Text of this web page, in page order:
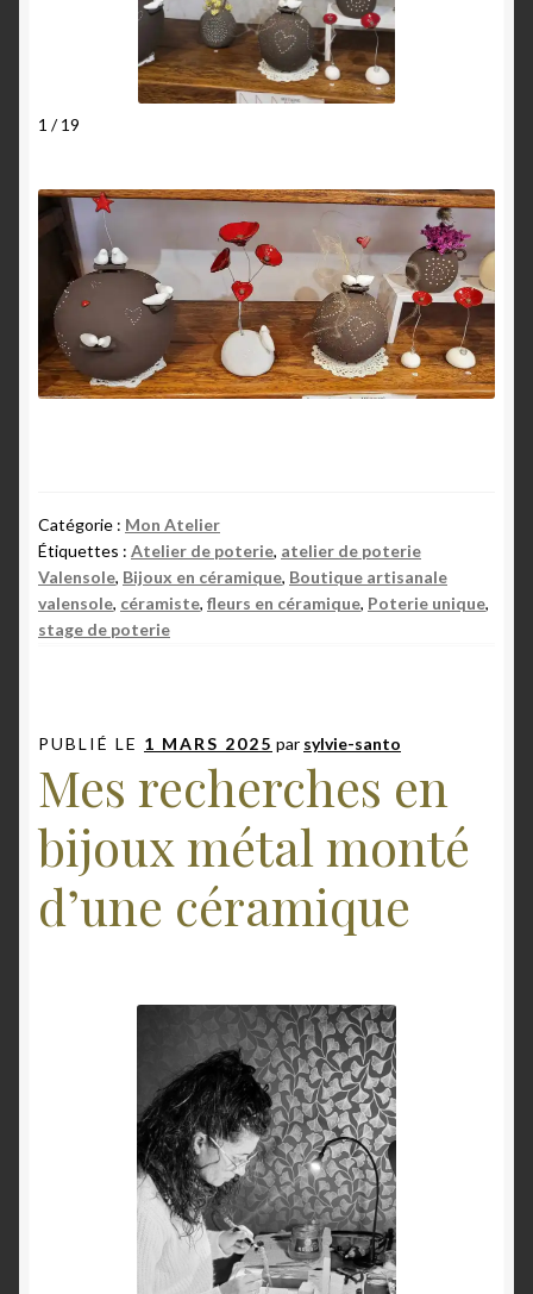
1 / 19
Catégorie : Mon Atelier
Étiquettes : Atelier de poterie, atelier de poterie
Valensole, Bijoux en céramique, Boutique artisanale
valensole, céramiste, fleurs en céramique, Poterie unique,
stage de poterie
PUBLIÉ LE 1 MARS 2025 par sylvie-santo
Mes recherches en
bijoux métal monté
d’une céramique